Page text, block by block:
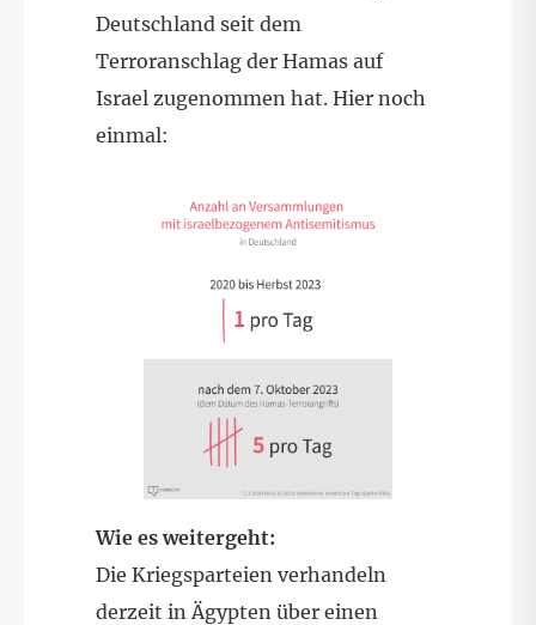
Deutschland seit dem
Terroranschlag der Hamas auf
Israel zugenommen hat. Hier noch
einmal:
Wie es weitergeht:
Die Kriegsparteien verhandeln
derzeit in Ägypten über einen